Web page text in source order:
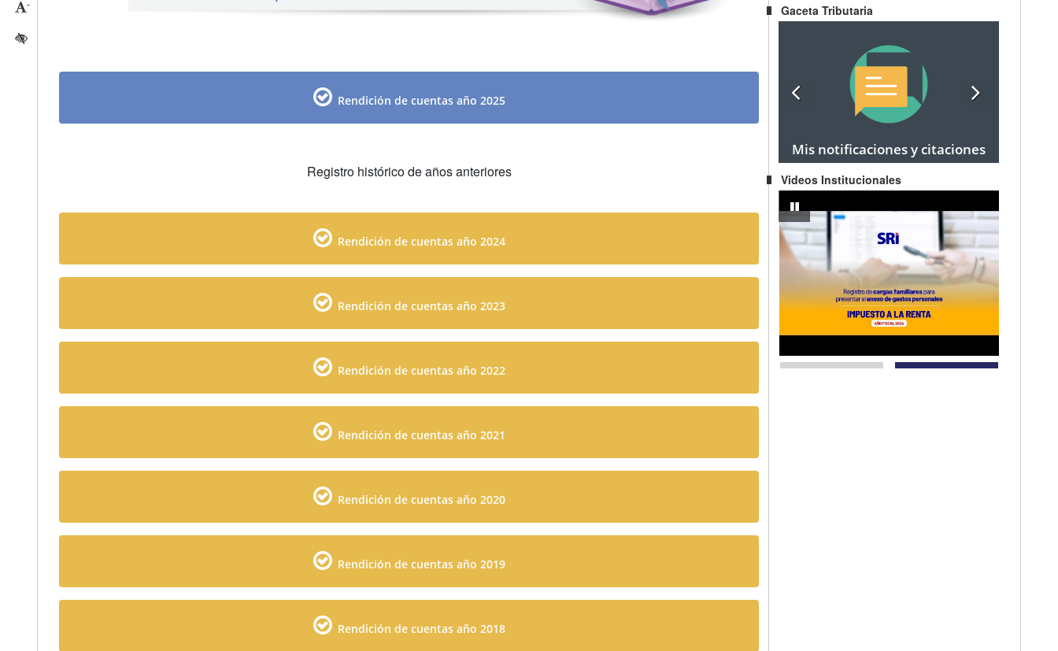
-Reducir tamaño caracteres
Activar/quitar contraste
Rendición de cuentas año 2025
Registro histórico de años anteriores
Rendición de cuentas año 2024
Rendición de cuentas año 2023
Rendición de cuentas año 2022
Rendición de cuentas año 2021
Rendición de cuentas año 2020
Rendición de cuentas año 2019
Rendición de cuentas año 2018
Gaceta Tributaria
Mis notificaciones y citaciones
Videos Institucionales
pausar